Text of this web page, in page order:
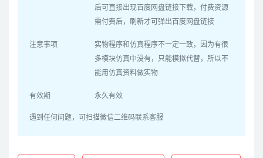
后可直接出现百度网盘链接下载，付费资源
需付费后，刷新才可弹出百度网盘链接
注意事项
实物程序和仿真程序不一定一致，因为有很
多模块仿真中没有，只能模拟代替，所以不
能用仿真资料做实物
有效期 永久有效
遇到任何问题，可扫描微信二维码联系客服